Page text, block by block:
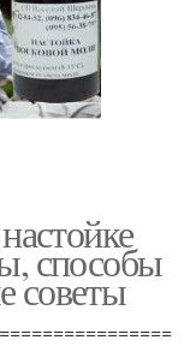
способы
советы